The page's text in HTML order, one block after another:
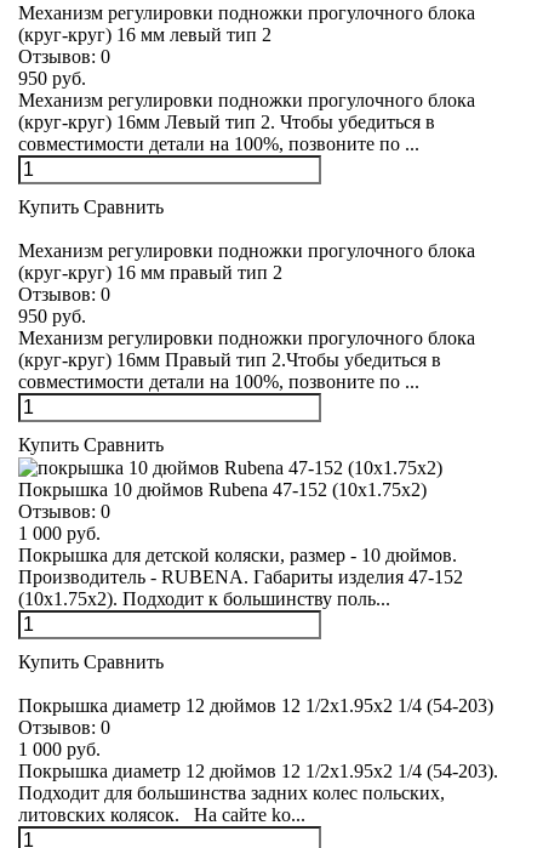
Механизм регулировки подножки прогулочного блока
(круг-круг) 16 мм левый тип 2
Отзывов: 0
950 руб.
Механизм регулировки подножки прогулочного блока
(круг-круг) 16мм Левый тип 2. Чтобы убедиться в
совместимости детали на 100%, позвоните по ...
Купить Сравнить
Механизм регулировки подножки прогулочного блока
(круг-круг) 16 мм правый тип 2
Отзывов: 0
950 руб.
Механизм регулировки подножки прогулочного блока
(круг-круг) 16мм Правый тип 2.Чтобы убедиться в
совместимости детали на 100%, позвоните по ...
Купить Сравнить
Покрышка 10 дюймов Rubena 47-152 (10x1.75x2)
Отзывов: 0
1 000 руб.
Покрышка для детской коляски, размер - 10 дюймов.
Производитель - RUBENA. Габариты изделия 47-152
(10x1.75x2). Подходит к большинству поль...
Купить Сравнить
Покрышка диаметр 12 дюймов 12 1/2x1.95х2 1/4 (54-203)
Отзывов: 0
1 000 руб.
Покрышка диаметр 12 дюймов 12 1/2x1.95х2 1/4 (54-203).
Подходит для большинства задних колес польских,
литовских колясок. На сайте ko...